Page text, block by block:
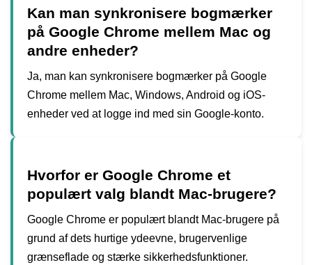
Kan man synkronisere bogmærker
på Google Chrome mellem Mac og
andre enheder?
Ja, man kan synkronisere bogmærker på Google
Chrome mellem Mac, Windows, Android og iOS-
enheder ved at logge ind med sin Google-konto.
Hvorfor er Google Chrome et
populært valg blandt Mac-brugere?
Google Chrome er populært blandt Mac-brugere på
grund af dets hurtige ydeevne, brugervenlige
grænseflade og stærke sikkerhedsfunktioner.